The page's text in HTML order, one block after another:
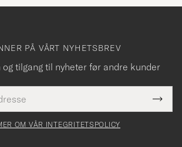
PÅ VÅRT NYHETSBREV
og tilgang til nyheter før andre kunder
OM VÅR INTEGRITETSPOLICY